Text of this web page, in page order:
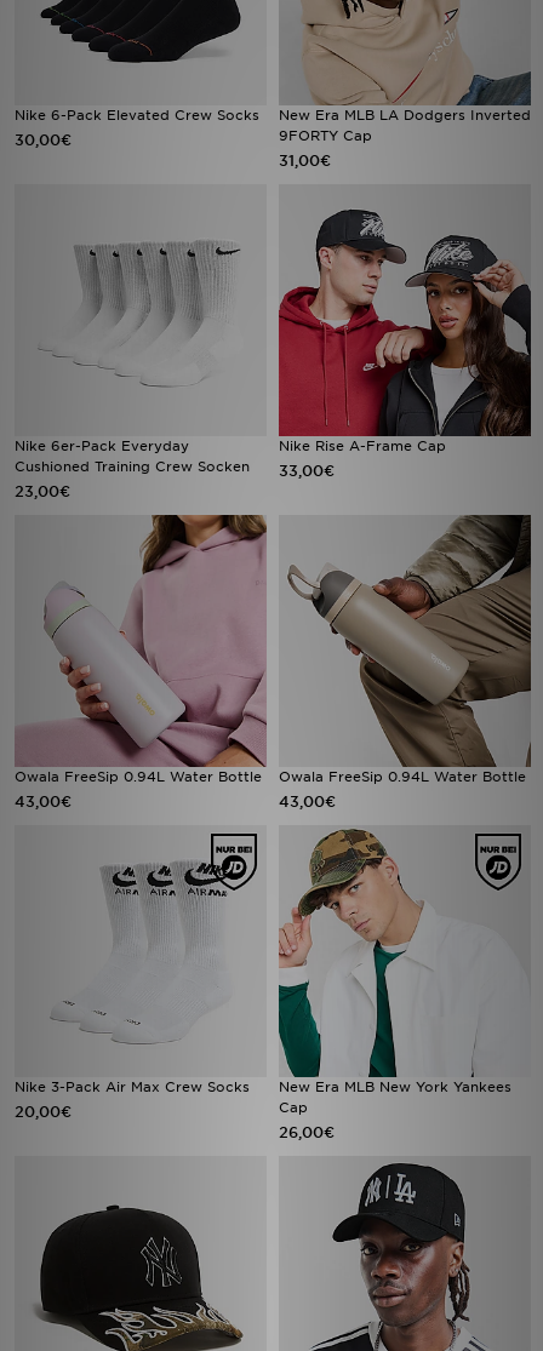
Nike 6-Pack Elevated Crew Socks
30,00€
New Era MLB LA Dodgers Inverted
9FORTY Cap
31,00€
Nike 6er-Pack Everyday
Cushioned Training Crew Socken
23,00€
Nike Rise A-Frame Cap
33,00€
Owala FreeSip 0.94L Water Bottle
43,00€
Owala FreeSip 0.94L Water Bottle
43,00€
Nike 3-Pack Air Max Crew Socks
20,00€
New Era MLB New York Yankees
Cap
26,00€